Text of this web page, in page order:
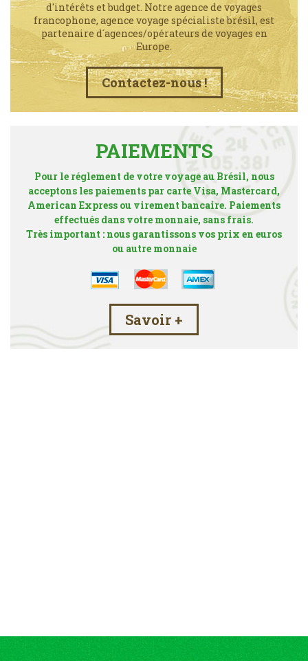
d'intérêts et budget. Notre agence de voyages
francophone, agence voyage spécialiste brésil, est
partenaire d´agences/opérateurs de voyages en
Europe.
Contactez-nous !
PAIEMENTS
Pour le réglement de votre voyage au Brésil, nous
acceptons les paiements par carte Visa, Mastercard,
American Express ou virement bancaire. Paiements
effectués dans votre monnaie, sans frais.
Très important : nous garantissons vos prix en euros
ou autre monnaie
Savoir +